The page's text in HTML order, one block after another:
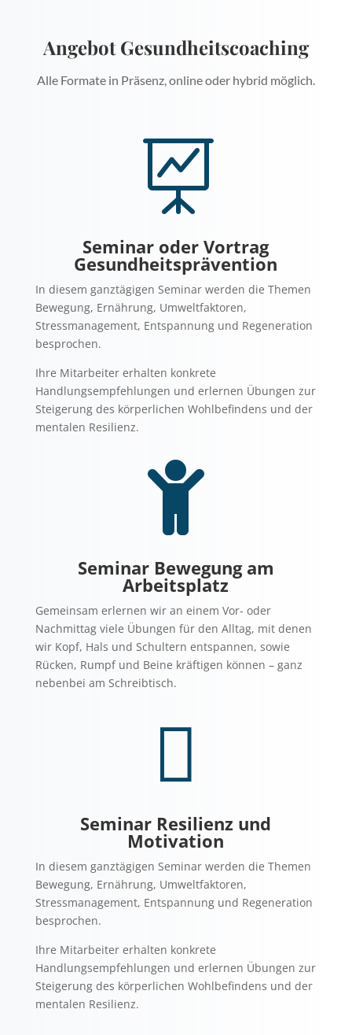
Angebot Gesundheitscoaching
Alle Formate in Präsenz, online oder hybrid möglich.

Seminar oder Vortrag
Gesundheitsprävention
In diesem ganztägigen Seminar werden die Themen
Bewegung, Ernährung, Umweltfaktoren,
Stressmanagement, Entspannung und Regeneration
besprochen.
Ihre Mitarbeiter erhalten konkrete
Handlungsempfehlungen und erlernen Übungen zur
Steigerung des körperlichen Wohlbefindens und der
mentalen Resilienz.

Seminar Bewegung am
Arbeitsplatz
Gemeinsam erlernen wir an einem Vor- oder
Nachmittag viele Übungen für den Alltag, mit denen
wir Kopf, Hals und Schultern entspannen, sowie
Rücken, Rumpf und Beine kräftigen können – ganz
nebenbei am Schreibtisch.

Seminar Resilienz und
Motivation
In diesem ganztägigen Seminar werden die Themen
Bewegung, Ernährung, Umweltfaktoren,
Stressmanagement, Entspannung und Regeneration
besprochen.
Ihre Mitarbeiter erhalten konkrete
Handlungsempfehlungen und erlernen Übungen zur
Steigerung des körperlichen Wohlbefindens und der
mentalen Resilienz.